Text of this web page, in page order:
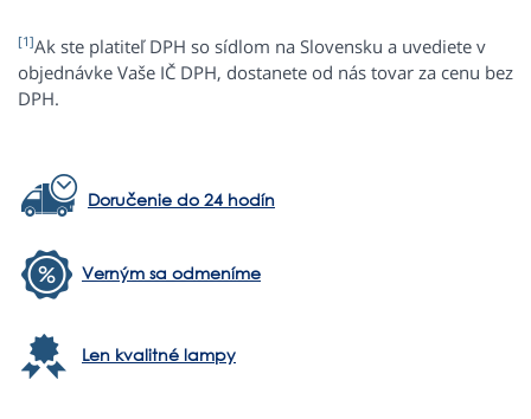
[1]Ak ste platiteľ DPH so sídlom na Slovensku a uvediete v
objednávke Vaše IČ DPH, dostanete od nás tovar za cenu bez
DPH.
Doručenie do 24 hodín
Verným sa odmeníme
Len kvalitné lampy